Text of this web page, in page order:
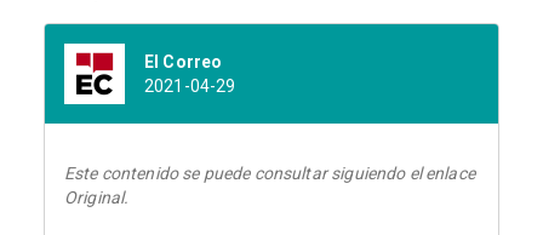
El Correo
2021-04-29
Este contenido se puede consultar siguiendo el enlace
Original.